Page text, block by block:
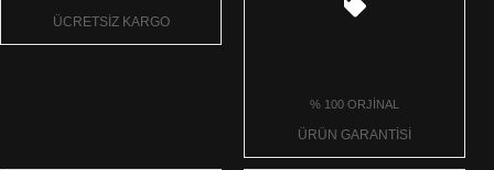
ÜCRETSİZ KARGO
% 100 ORJİNAL
ÜRÜN GARANTİSİ